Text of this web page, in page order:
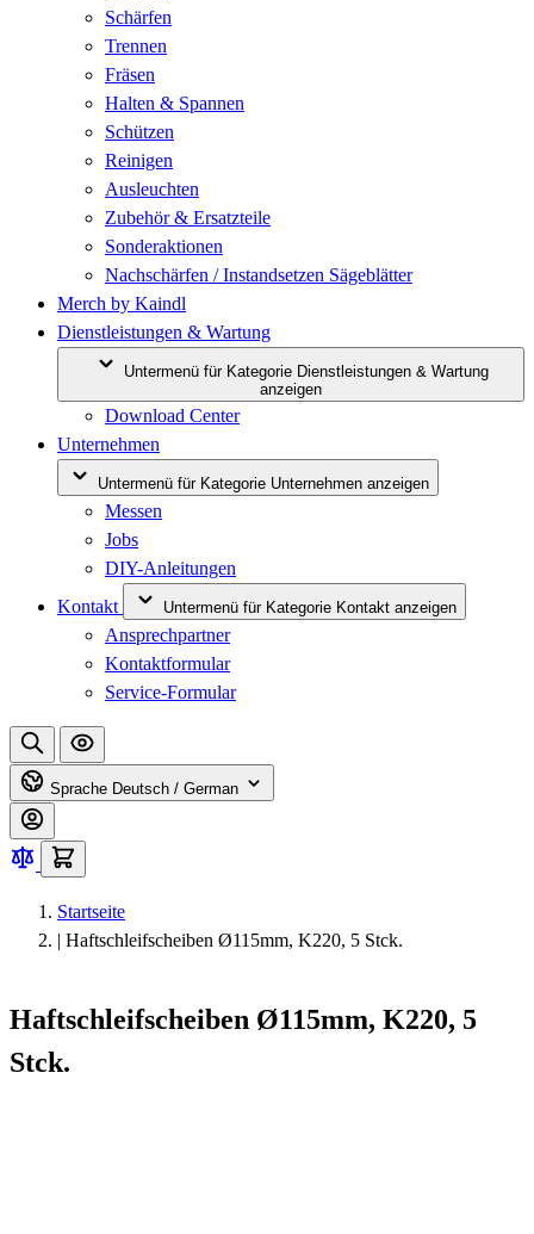
Schärfen
Trennen
Fräsen
Halten & Spannen
Schützen
Reinigen
Ausleuchten
Zubehör & Ersatzteile
Sonderaktionen
Nachschärfen / Instandsetzen Sägeblätter
Merch by Kaindl
Dienstleistungen & Wartung
Untermenü für Kategorie Dienstleistungen & Wartung
anzeigen
Download Center
Unternehmen
Untermenü für Kategorie Unternehmen anzeigen
Messen
Jobs
DIY-Anleitungen
Kontakt
Untermenü für Kategorie Kontakt anzeigen
Ansprechpartner
Kontaktformular
Service-Formular
Sprache Deutsch / German
Startseite
| Haftschleifscheiben Ø115mm, K220, 5 Stck.
Haftschleifscheiben Ø115mm, K220, 5
Stck.